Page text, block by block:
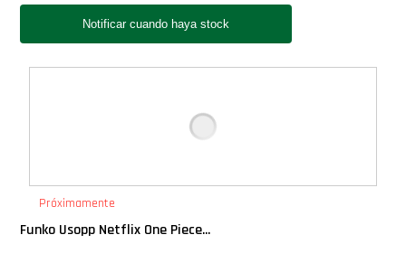
Próximamente
Funko Usopp Netflix One Piece...